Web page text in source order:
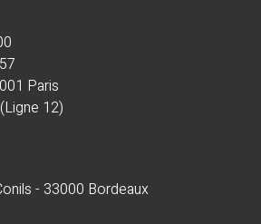
Paris
12)
- 33000 Bordeaux